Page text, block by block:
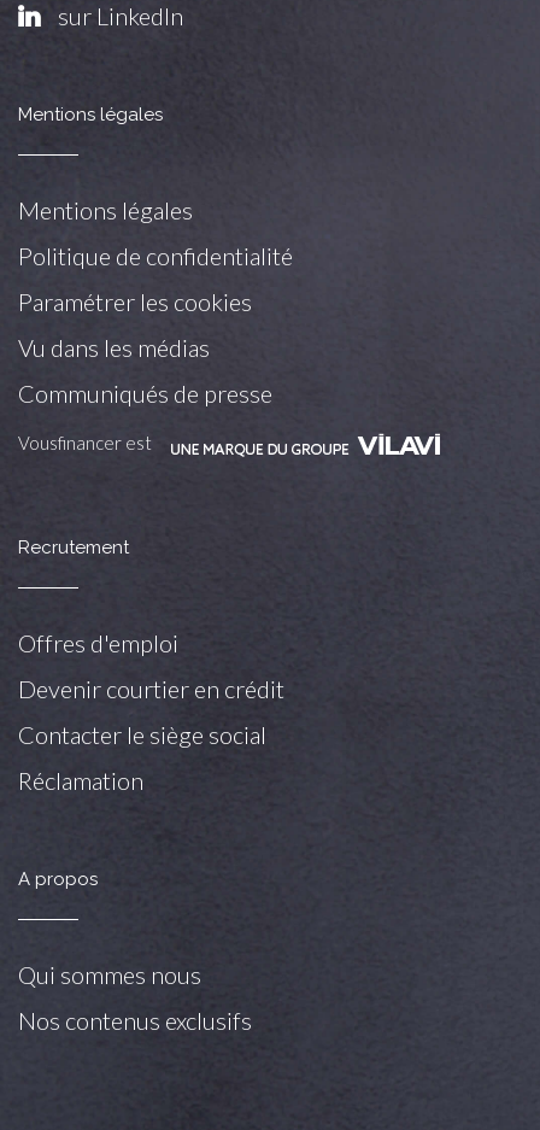
sur LinkedIn
Mentions légales
Mentions légales
Politique de confidentialité
Paramétrer les cookies
Vu dans les médias
Communiqués de presse
Vousfinancer est
Recrutement
Offres d'emploi
Devenir courtier en crédit
Contacter le siège social
Réclamation
A propos
Qui sommes nous
Nos contenus exclusifs